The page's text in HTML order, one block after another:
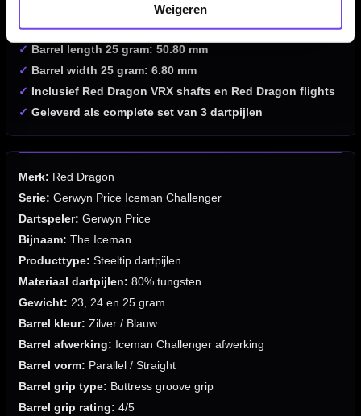
Weigeren
Barrel length 24 gram: 50.80 mm
✓ Barrel width 24 gram: 6.60 mm
✓ Barrel length 25 gram: 50.80 mm
✓ Barrel width 25 gram: 6.80 mm
✓ Inclusief Red Dragon VRX shafts en Red Dragon flights
✓ Geleverd als complete set van 3 dartpijlen
Merk: Red Dragon
Serie: Gerwyn Price Iceman Challenger
Dartspeler: Gerwyn Price
Bijnaam: The Iceman
Producttype: Steeltip dartpijlen
Materiaal dartpijlen: 80% tungsten
Gewicht: 23, 24 en 25 gram
Barrel kleur: Zilver / Blauw
Barrel afwerking: Iceman Challenger afwerking
Barrel vorm: Parallel / Straight
Barrel grip type: Buttress groove grip
Barrel grip rating: 4/5